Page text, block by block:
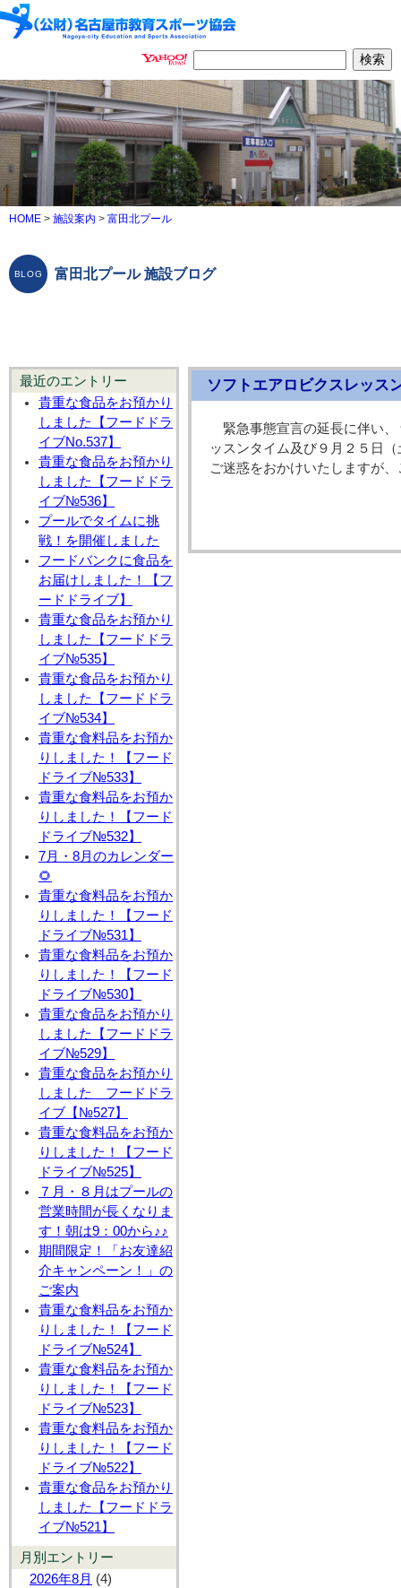
HOME > 施設案内 > 富田北プール
富田北プール 施設ブログ
最近のエントリー
貴重な食品をお預かり
しました【フードドラ
イブNo.537】
貴重な食品をお預かり
しました【フードドラ
イブ№536】
プールでタイムに挑
戦！を開催しました
フードバンクに食品を
お届けしました！【フ
ードドライブ】
貴重な食品をお預かり
しました【フードドラ
イブ№535】
貴重な食品をお預かり
しました【フードドラ
イブ№534】
貴重な食料品をお預か
りしました！【フード
ドライブ№533】
貴重な食料品をお預か
りしました！【フード
ドライブ№532】
7月・8月のカレンダー
🌻
貴重な食料品をお預か
りしました！【フード
ドライブ№531】
貴重な食料品をお預か
りしました！【フード
ドライブ№530】
貴重な食品をお預かり
しました【フードドラ
イブ№529】
貴重な食品をお預かり
しました フードドラ
イブ【№527】
貴重な食料品をお預か
りしました！【フード
ドライブ№525】
７月・８月はプールの
営業時間が長くなりま
す！朝は9：00から♪♪
期間限定！「お友達紹
介キャンペーン！」の
ご案内
貴重な食料品をお預か
りしました！【フード
ドライブ№524】
貴重な食料品をお預か
りしました！【フード
ドライブ№523】
貴重な食料品をお預か
りしました！【フード
ドライブ№522】
貴重な食品をお預かり
しました【フードドラ
イブ№521】
月別エントリー
2026年8月 (4)
ソフトエアロビクスレッス
緊急事態宣言の延長に伴い
ッスンタイム及び９月２５日
ご迷惑をおかけいたしますが